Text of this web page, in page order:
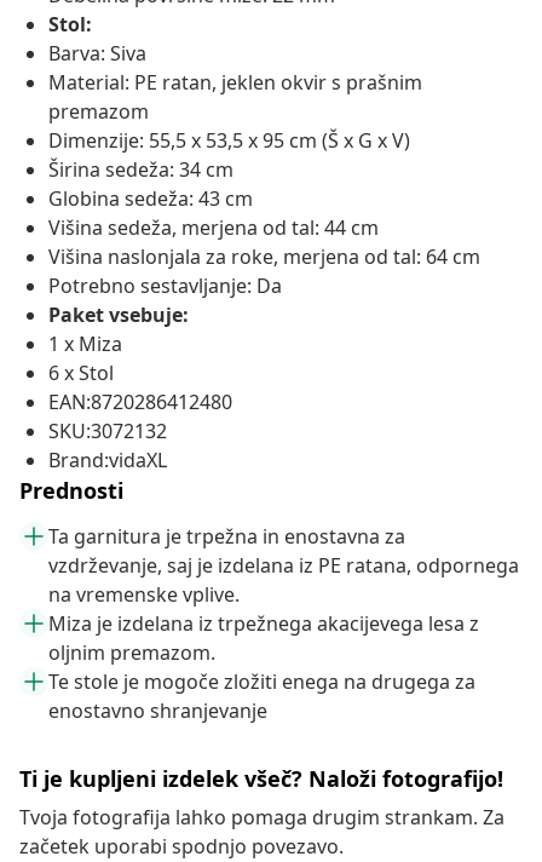
Stol:
Barva: Siva
Material: PE ratan, jeklen okvir s prašnim
premazom
Dimenzije: 55,5 x 53,5 x 95 cm (Š x G x V)
Širina sedeža: 34 cm
Globina sedeža: 43 cm
Višina sedeža, merjena od tal: 44 cm
Višina naslonjala za roke, merjena od tal: 64 cm
Potrebno sestavljanje: Da
Paket vsebuje:
1 x Miza
6 x Stol
EAN:8720286412480
SKU:3072132
Brand:vidaXL
Prednosti
Ta garnitura je trpežna in enostavna za
vzdrževanje, saj je izdelana iz PE ratana, odpornega
na vremenske vplive.
Miza je izdelana iz trpežnega akacijevega lesa z
oljnim premazom.
Te stole je mogoče zložiti enega na drugega za
enostavno shranjevanje
Ti je kupljeni izdelek všeč? Naloži fotografijo!
Tvoja fotografija lahko pomaga drugim strankam. Za
začetek uporabi spodnjo povezavo.